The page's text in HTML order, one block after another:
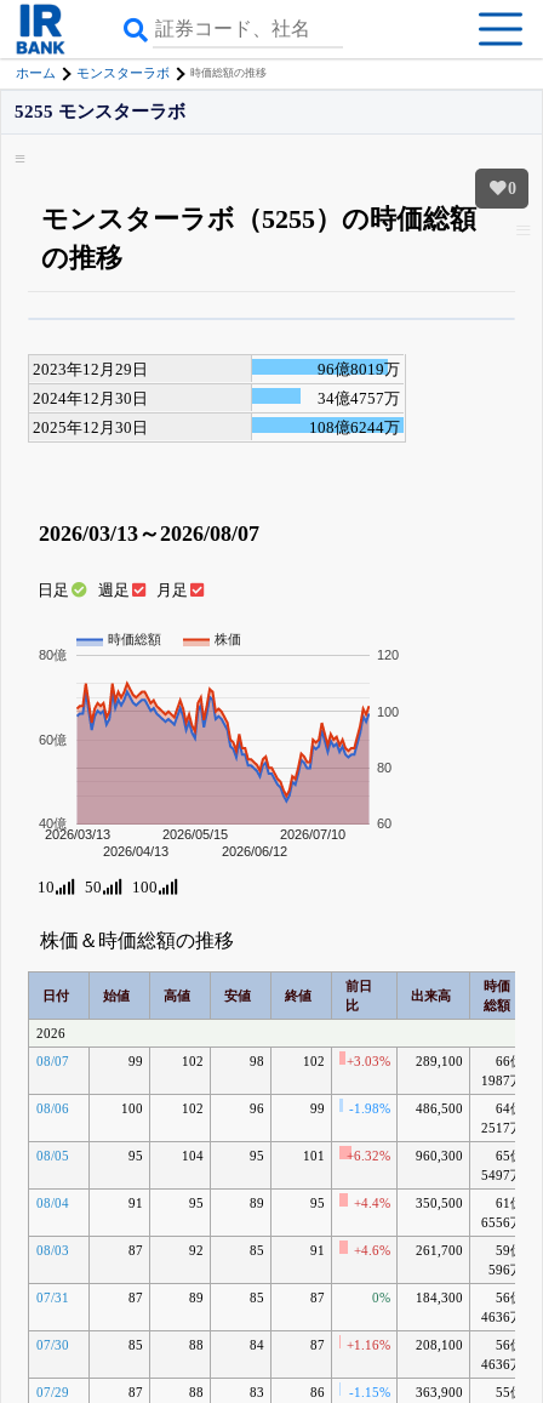
ホーム モンスターラボ 時価総額の推移
0
5255 モンスターラボ
モンスターラボ（5255）の時価総額
の推移
詳しく見られる無料でβ版をはじめる
登録すると永久30%OFFと米株版の先行利用も付きます
2023年12月29日
96億8019万
2024年12月30日
34億4757万
2025年12月30日
108億6244万
2026/03/13～2026/08/07
日足 週足 月足
時価総額 株価
2026/03/13
2026/04/13
2026/05/15
2026/06/12
2026/07/10
40億
60億
80億
60
80
100
120
10 50 100
株価＆時価総額の推移
日付 始値 高値 安値 終値
前日
比
出来高
時価
総額
2026
08/07
99 102 98 102 +3.03% 289,100
66億
1987万
08/06 100 102 96 99 -1.98% 486,500
64億
2517万
08/05 95 104 95 101 +6.32% 960,300
65億
5497万
08/04 91 95 89 95 +4.4% 350,500
61億
6556万
08/03
87 92 85 91 +4.6% 261,700
59億
596万
07/31
87 89 85 87 0% 184,300
56億
4636万
07/30
85 88 84 87 +1.16% 208,100
56億
4636万
07/29
87 88 83 86 -1.15% 363,900
55億